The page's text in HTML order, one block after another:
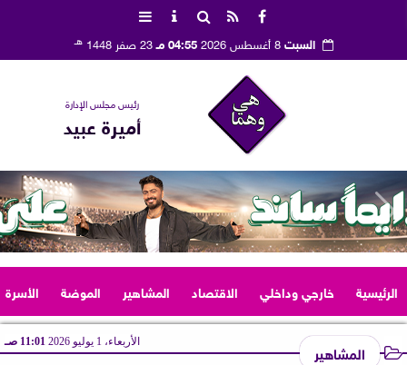
السبت8 أغسطس 2026 04:55 مـ 23 صفر 1448 هـ
رئيس مجلس الإدارة
أميرة عبيد
الرئيسية خارجي وداخلي الاقتصاد المشاهير الموضة الأسرة
المشاهير الأربعاء، 1 يوليو 2026 11:01 صـ